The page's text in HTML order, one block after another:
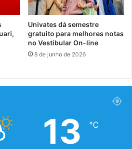
Univates dá semestre
gratuito para melhores notas
no Vestibular On-line
8 de junho de 2026
13 ℃